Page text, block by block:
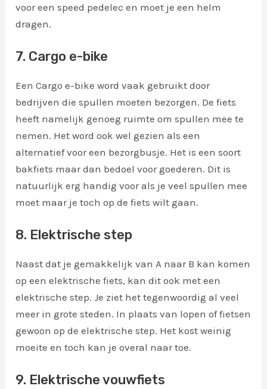
voor een speed pedelec en moet je een helm
dragen.
7. Cargo e-bike
Een Cargo e-bike word vaak gebruikt door
bedrijven die spullen moeten bezorgen. De fiets
heeft namelijk genoeg ruimte om spullen mee te
nemen. Het word ook wel gezien als een
alternatief voor een bezorgbusje. Het is een soort
bakfiets maar dan bedoel voor goederen. Dit is
natuurlijk erg handig voor als je veel spullen mee
moet maar je toch op de fiets wilt gaan.
8. Elektrische step
Naast dat je gemakkelijk van A naar B kan komen
op een elektrische fiets, kan dit ook met een
elektrische step. Je ziet het tegenwoordig al veel
meer in grote steden. In plaats van lopen of fietsen
gewoon op de elektrische step. Het kost weinig
moeite en toch kan je overal naar toe.
9. Elektrische vouwfiets